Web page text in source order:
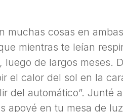
muchas cosas en
mientras te leían
de largos meses.
el calor del sol en la
del automático”.
apoyé en tu mesa de